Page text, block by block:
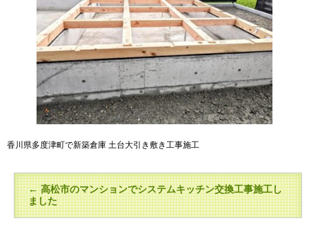
香川県多度津町で新築倉庫 土台大引き敷き工事施工
←高松市のマンションでシステムキッチン交換工事施工し
ました